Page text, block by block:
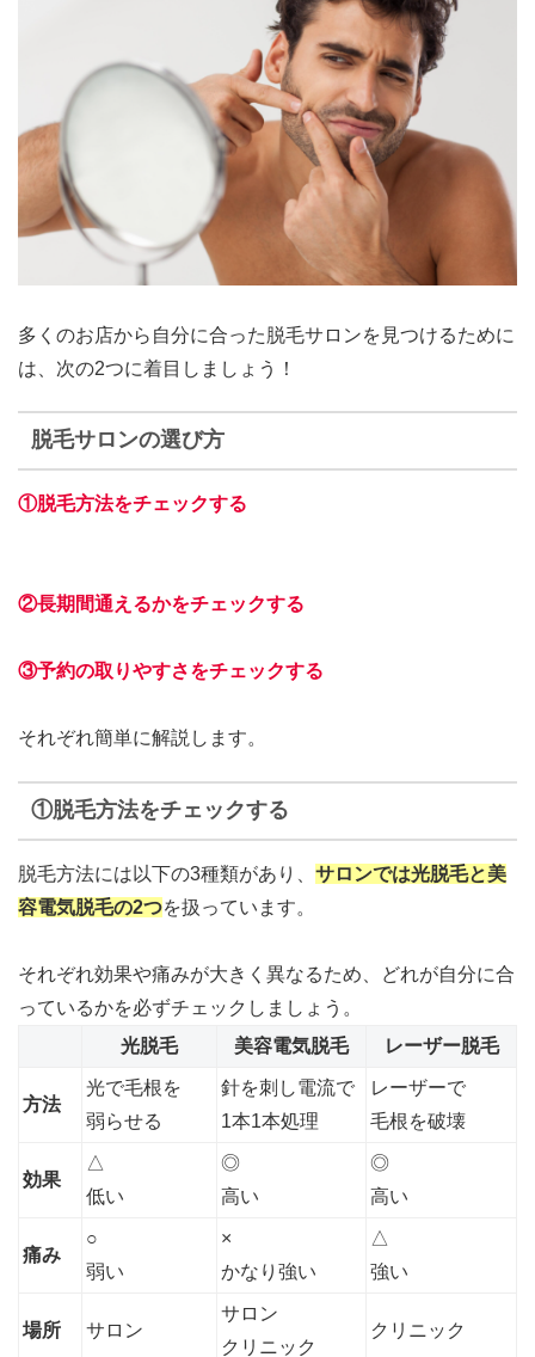
多くのお店から自分に合った脱毛サロンを見つけるために
は、次の2つに着目しましょう！
脱毛サロンの選び方
①脱毛方法をチェックする
②長期間通えるかをチェックする
③予約の取りやすさをチェックする
それぞれ簡単に解説します。
①脱毛方法をチェックする
脱毛方法には以下の3種類があり、 サロンでは光脱毛と美
容電気脱毛の2つを扱っています。
それぞれ効果や痛みが大きく異なるため、どれが自分に合
っているかを必ずチェックしましょう。
光脱毛
美容電気脱毛 レーザー脱毛
方法
光で毛根を
弱らせる
針を刺し電流で
1本1本処理
レーザーで
毛根を破壊
効果
△
低い
◎
高い
◎
高い
痛み
○
弱い
×
かなり強い
△
強い
場所 サロン
サロン
クリニック
クリニック